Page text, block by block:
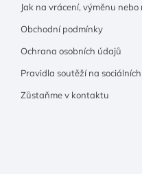
Jak na vrácení, výměnu
Obchodní podmínky
Ochrana osobních údajů
Pravidla soutěží na
Zůstaňme v kontaktu